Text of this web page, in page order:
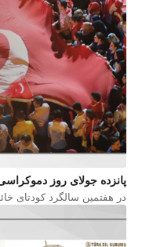
پانزده جولای روز
در هفتمین سالگرد کودتای خائنانه ای که